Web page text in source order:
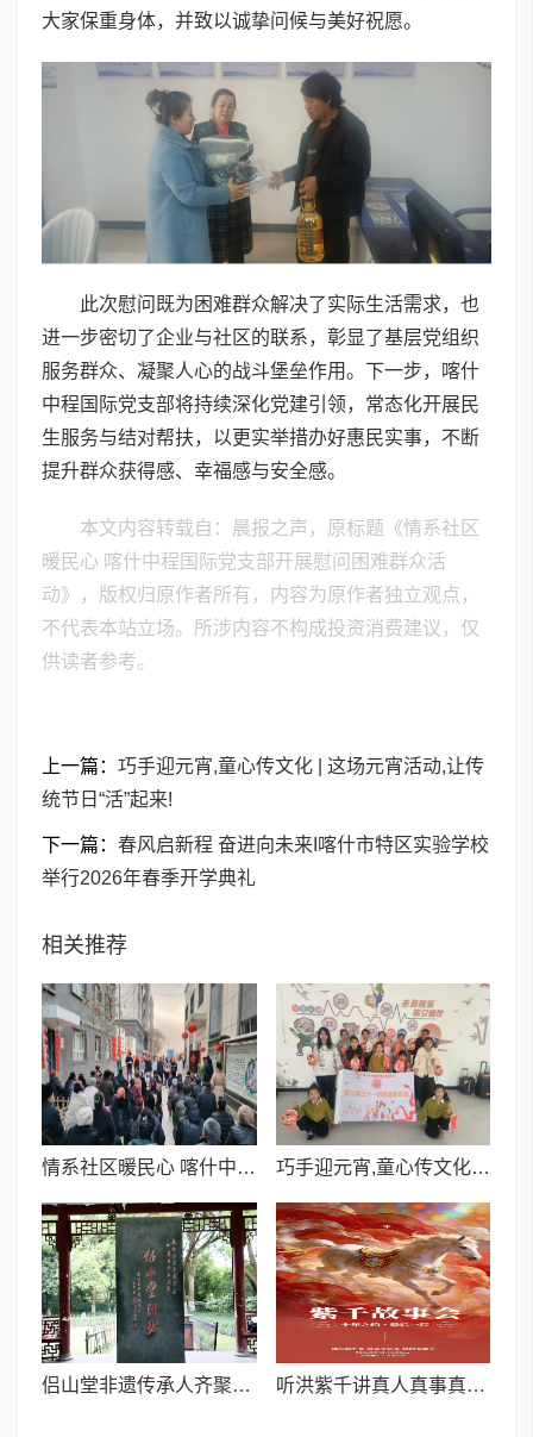
大家保重身体，并致以诚挚问候与美好祝愿。
此次慰问既为困难群众解决了实际生活需求，也
进一步密切了企业与社区的联系，彰显了基层党组织
服务群众、凝聚人心的战斗堡垒作用。下一步，喀什
中程国际党支部将持续深化党建引领，常态化开展民
生服务与结对帮扶，以更实举措办好惠民实事，不断
提升群众获得感、幸福感与安全感。
本文内容转载自：晨报之声，原标题《情系社区
暖民心 喀什中程国际党支部开展慰问困难群众活
动》，版权归原作者所有，内容为原作者独立观点，
不代表本站立场。所涉内容不构成投资消费建议，仅
供读者参考。
上一篇： 巧手迎元宵,童心传文化 | 这场元宵活动,让传
统节日“活”起来!
下一篇： 春风启新程 奋进向未来I喀什市特区实验学校
举行2026年春季开学典礼
相关推荐
情系社区暖民心 喀什中程国际党支部开展慰问困难群众活动 巧手迎元宵,童心传文化 | 这场元宵活动,让传统节日“活”起来!
侣山堂非遗传承人齐聚泰康之家•大清谷 共话中医药传承发展 听洪紫千讲真人真事真能量:3月1日玉龙雪山,共赴十年之约